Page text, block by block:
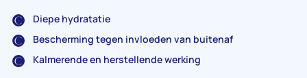
Diepe hydratatie
Bescherming tegen invloeden van buitenaf
Kalmerende en herstellende werking